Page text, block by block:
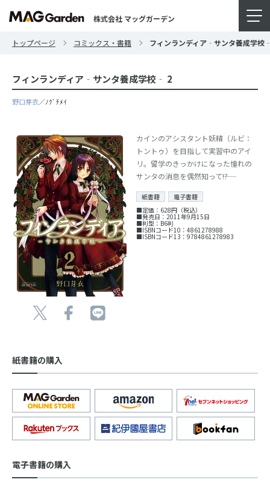
株式会社 マッグガーデン
トップページ コミックス・書籍 フィンランディア‐サンタ養成学校
フィンランディア‐サンタ養成学校‐ 2
野口芽衣／ﾉｸﾞﾁﾒｲ
カインのアシスタント妖精（ルビ：
トントゥ）を目指して実習中のアイ
リ。留学のきっかけになった憧れの
サンタの消息を偶然知って――!?
紙書籍
電子書籍
■定価：628円（税込）
■発売日：2011年9月15日
■判型：B6判
■ISBNコード10：4861278988
■ISBNコード13：9784861278983
紙書籍の購入
電子書籍の購入